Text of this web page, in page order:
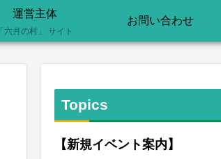
運営主体
「六月の村」 サイト
お問い合わせ
Topics
【新規イベント案内】